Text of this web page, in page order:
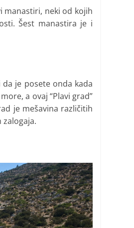
manastiri, neki od kojih
Šest manastira je i
je posete onda kada
a ovaj “Plavi grad”
je mešavina različitih